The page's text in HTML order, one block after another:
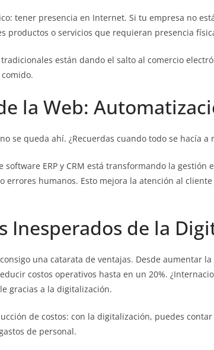
tener presencia en Internet. Si tu empresa no
productos o servicios que requieran presencia
están dando el salto al comercio
la Web:
se queda ahí. ¿Recuerdas cuando todo se hacía a
software ERP y CRM está transformando la gestión
errores humanos. Esto mejora la atención al
Inesperados de la
una catarata de ventajas. Desde aumentar
costos operativos hasta en un 20%​​​​.
gracias a la digitalización​​.
de costos: con la digitalización, puedes
de personal​​.